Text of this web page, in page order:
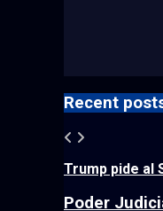
Recent
Trump pide al
Poder